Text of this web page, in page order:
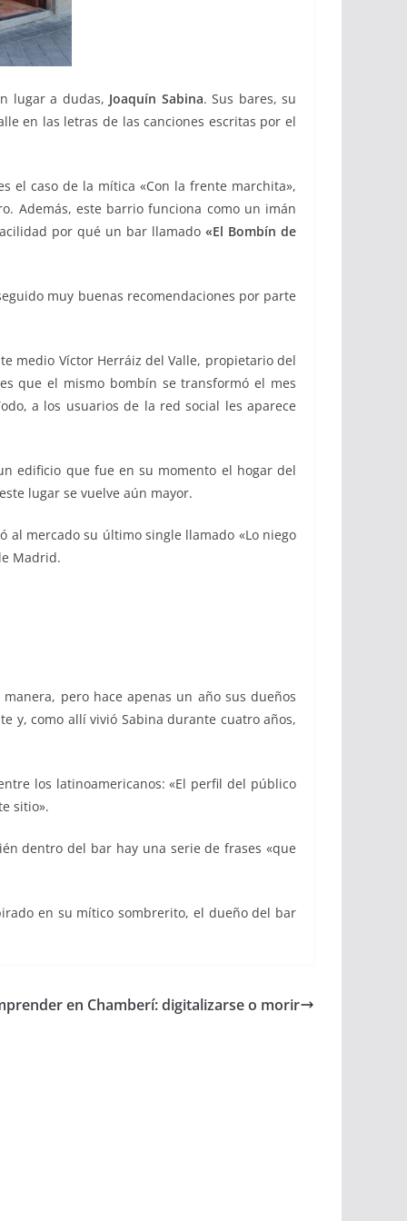
lugar a dudas, Joaquín Sabina. Sus bares, su
en las letras de las canciones escritas por el
el caso de la mítica «Con la frente marchita»,
Además, este barrio funciona como un imán
por qué un bar llamado «El Bombín de
muy buenas recomendaciones por parte
medio Víctor Herráiz del Valle, propietario del
que el mismo bombín se transformó el mes
a los usuarios de la red social les aparece
edificio que fue en su momento el hogar del
lugar se vuelve aún mayor.
al mercado su último single llamado «Lo niego
Madrid.
pero hace apenas un año sus dueños
y, como allí vivió Sabina durante cuatro años,
los latinoamericanos: «El perfil del público
sitio».
dentro del bar hay una serie de frases «que
en su mítico sombrerito, el dueño del bar
en Chamberí: digitalizarse o morir